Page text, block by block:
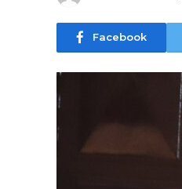
Facebook